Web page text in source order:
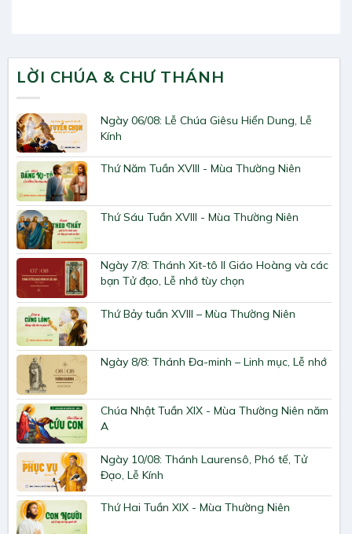
LỜI CHÚA & CHƯ THÁNH
Ngày 06/08: Lễ Chúa Giêsu Hiển Dung, Lễ
Kính
Thứ Năm Tuần XVIII - Mùa Thường Niên
Thứ Sáu Tuần XVIII - Mùa Thường Niên
Ngày 7/8: Thánh Xit-tô II Giáo Hoàng và các
bạn Tử đạo, Lễ nhớ tùy chọn
Thứ Bảy tuần XVIII – Mùa Thường Niên
Ngày 8/8: Thánh Đa-minh – Linh mục, Lễ nhớ
Chúa Nhật Tuần XIX - Mùa Thường Niên năm
A
Ngày 10/08: Thánh Laurensô, Phó tế, Tử
Đạo, Lễ Kính
Thứ Hai Tuần XIX - Mùa Thường Niên